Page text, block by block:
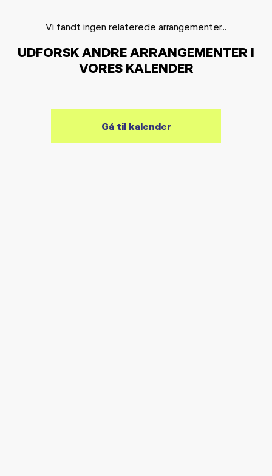
Vi fandt ingen relaterede arrangementer...
UDFORSK ANDRE ARRANGEMENTER I
VORES KALENDER
Gå til kalender